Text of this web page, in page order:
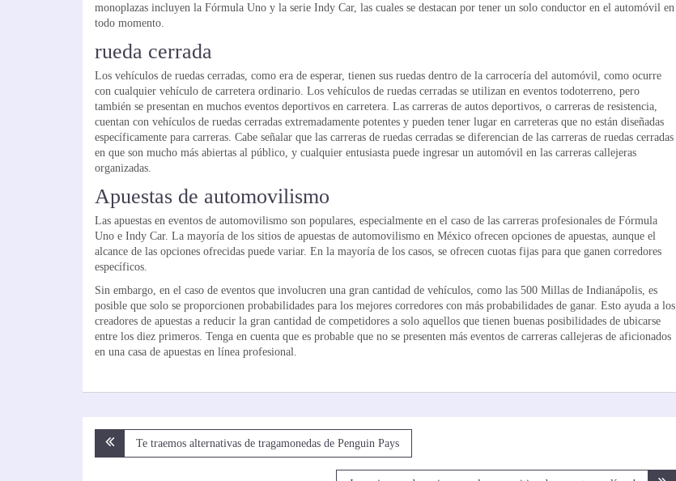
monoplazas incluyen la Fórmula Uno y la serie Indy Car, las cuales se destacan por tener un solo conductor en el automóvil en
todo momento.
rueda cerrada
Los vehículos de ruedas cerradas, como era de esperar, tienen sus ruedas dentro de la carrocería del automóvil, como ocurre
con cualquier vehículo de carretera ordinario. Los vehículos de ruedas cerradas se utilizan en eventos todoterreno, pero
también se presentan en muchos eventos deportivos en carretera. Las carreras de autos deportivos, o carreras de resistencia,
cuentan con vehículos de ruedas cerradas extremadamente potentes y pueden tener lugar en carreteras que no están diseñadas
específicamente para carreras. Cabe señalar que las carreras de ruedas cerradas se diferencian de las carreras de ruedas cerradas
en que son mucho más abiertas al público, y cualquier entusiasta puede ingresar un automóvil en las carreras callejeras
organizadas.
Apuestas de automovilismo
Las apuestas en eventos de automovilismo son populares, especialmente en el caso de las carreras profesionales de Fórmula
Uno e Indy Car. La mayoría de los sitios de apuestas de automovilismo en México ofrecen opciones de apuestas, aunque el
alcance de las opciones ofrecidas puede variar. En la mayoría de los casos, se ofrecen cuotas fijas para que ganen corredores
específicos.
Sin embargo, en el caso de eventos que involucren una gran cantidad de vehículos, como las 500 Millas de Indianápolis, es
posible que solo se proporcionen probabilidades para los mejores corredores con más probabilidades de ganar. Esto ayuda a los
creadores de apuestas a reducir la gran cantidad de competidores a solo aquellos que tienen buenas posibilidades de ubicarse
entre los diez primeros. Tenga en cuenta que es probable que no se presenten más eventos de carreras callejeras de aficionados
en una casa de apuestas en línea profesional.
Post
Te traemos alternativas de tragamonedas de Penguin Pays